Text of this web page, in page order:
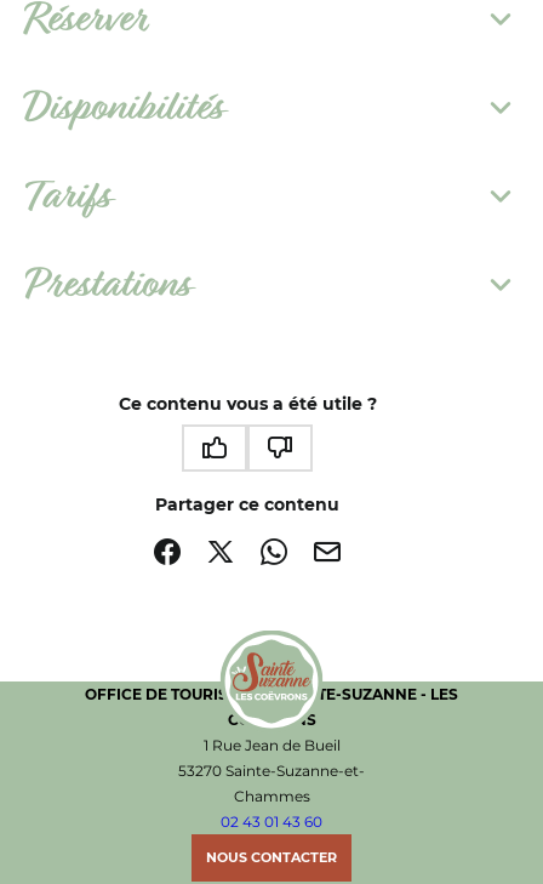
Réserver
Disponibilités
Tarifs
Prestations
Ce contenu vous a été utile ?
Partager ce contenu
Partager sur Facebook (nouvelle fenêtre)
Partager sur X / Twitter (nouvelle fenêtre)
Partager sur WhatsApp
Partager par mail
Office de Tourisme de Sainte-Suzanne les
OFFICE DE TOURISME DE SAINTE-SUZANNE - LES
COËVRONS
1 Rue Jean de Bueil
53270 Sainte-Suzanne-et-
Chammes
02 43 01 43 60
NOUS CONTACTER